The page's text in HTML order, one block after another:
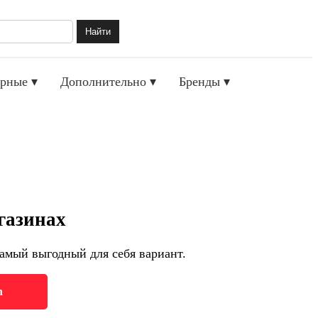
Найти
▾ Дополнительно ▾ Бренды ▾
выгодный для себя вариант.